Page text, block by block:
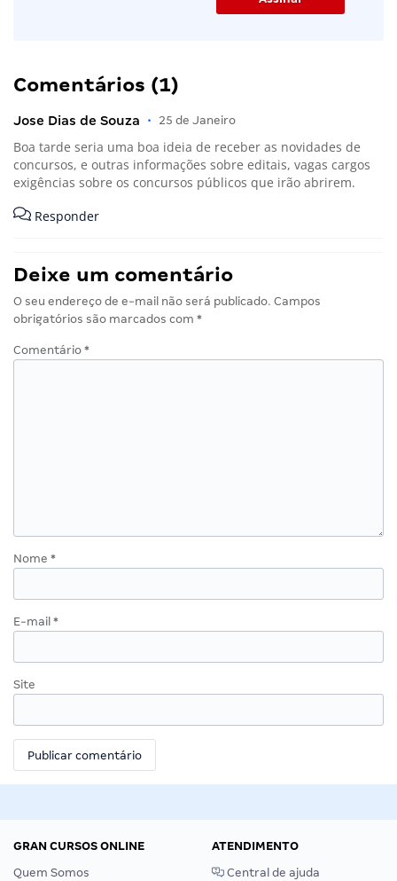
Comentários (1)
Jose Dias de Souza • 25 de Janeiro
Boa tarde seria uma boa ideia de receber as novidades de
concursos, e outras informações sobre editais, vagas cargos
exigências sobre os concursos públicos que irão abrirem.
Responder
Deixe um comentário
O seu endereço de e-mail não será publicado. Campos
obrigatórios são marcados com *
Comentário *
Nome *
E-mail *
Site
GRAN CURSOS ONLINE
Quem Somos
ATENDIMENTO
Central de ajuda